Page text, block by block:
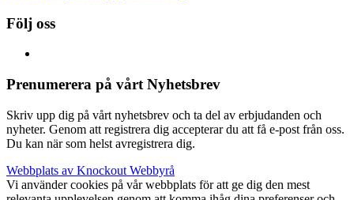
Följ oss
Prenumerera på vårt Nyhetsbrev
Skriv upp dig på vårt nyhetsbrev och ta del av erbjudanden och
nyheter. Genom att registrera dig accepterar du att få e-post från oss.
Du kan när som helst avregistrera dig.
Webbplats av Knockout Webbyrå
Vi använder cookies på vår webbplats för att ge dig den mest